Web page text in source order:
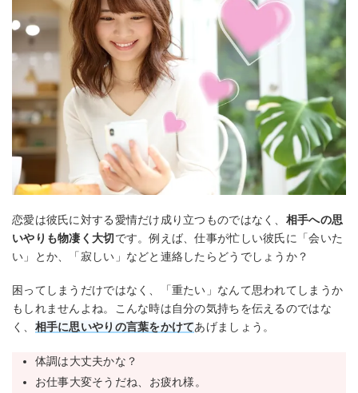
恋愛は彼氏に対する愛情だけ成り立つものではなく、 相手への思
いやりも物凄く大切です。例えば、仕事が忙しい彼氏に「会いた
い」とか、「寂しい」などと連絡したらどうでしょうか？
困ってしまうだけではなく、「重たい」なんて思われてしまうか
もしれませんよね。こんな時は自分の気持ちを伝えるのではな
く、 相手に思いやりの言葉をかけてあげましょう。
体調は大丈夫かな？
お仕事大変そうだね、お疲れ様。